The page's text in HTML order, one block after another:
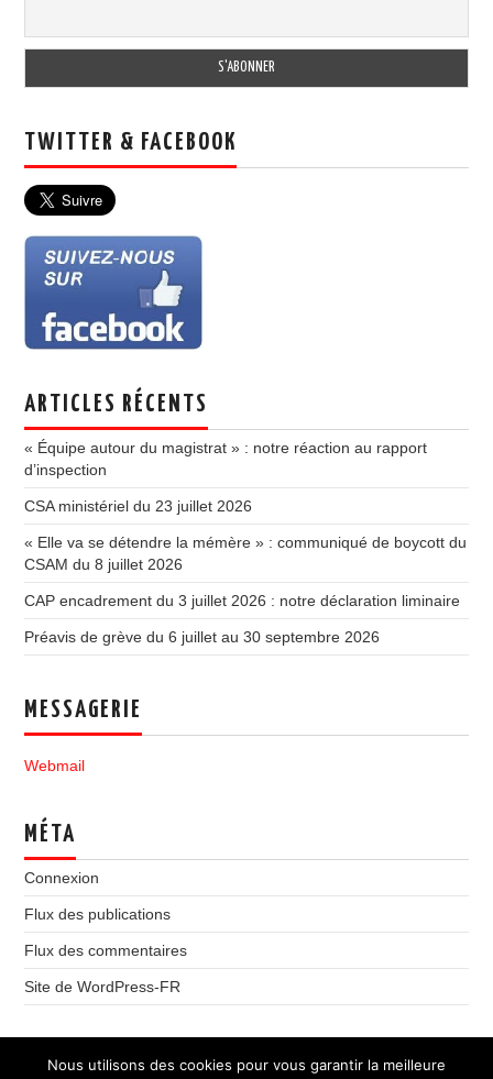
TWITTER & FACEBOOK
ARTICLES RÉCENTS
« Équipe autour du magistrat » : notre réaction au rapport
d’inspection
CSA ministériel du 23 juillet 2026
« Elle va se détendre la mémère » : communiqué de boycott du
CSAM du 8 juillet 2026
CAP encadrement du 3 juillet 2026 : notre déclaration liminaire
Préavis de grève du 6 juillet au 30 septembre 2026
MESSAGERIE
Webmail
MÉTA
Connexion
Flux des publications
Flux des commentaires
Site de WordPress-FR
Nous utilisons des cookies pour vous garantir la meilleure